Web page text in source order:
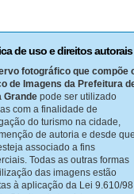
de uso e direitos autorais
fotográfico que compõe
de Imagens da Prefeitura
Grande pode ser utilizado
com a finalidade de
do turismo na cidade,
de autoria e desde
associado a fins
Todas as outras formas
das imagens estão
à aplicação da Lei 9.610/98